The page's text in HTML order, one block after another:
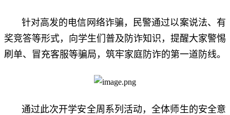
针对高发的电信网络诈骗，民警通过以案说法、有
奖竞答等形式，向学生们普及防诈知识，提醒大家警惕
刷单、冒充客服等骗局，筑牢家庭防诈的第一道防线。
通过此次开学安全周系列活动，全体师生的安全意